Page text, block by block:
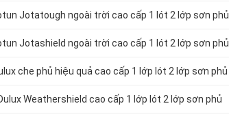
Jotatough ngoài trời cao cấp 1 lót 2 lớp sơn phủ
Jotashield ngoài trời cao cấp 1 lót 2 lớp sơn phủ
che phủ hiệu quả cao cấp 1 lớp lót 2 lớp sơn phủ
Weathershield cao cấp 1 lớp lót 2 lớp sơn phủ